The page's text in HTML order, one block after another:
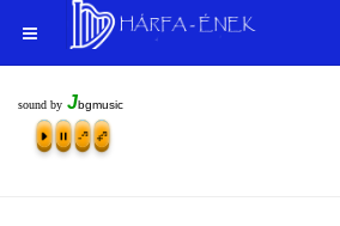
sound by Jbgmusic